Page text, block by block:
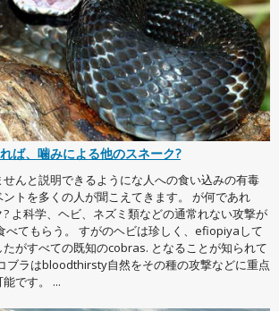
ば、噛みによる他のスネーク?
んと説明できるようにな人への食い込みの有毒
トを多くの人が聞こえてきます。 が何であれ
よ科学、ヘビ、ネズミ類などの通常れない攻撃が
べてもらう。 すがのヘビは珍しく、efiopiyaして
がすべての既知のcobras. となることが知られて
ブラはbloodthirsty自然をその種の攻撃などに重点
です。 ...